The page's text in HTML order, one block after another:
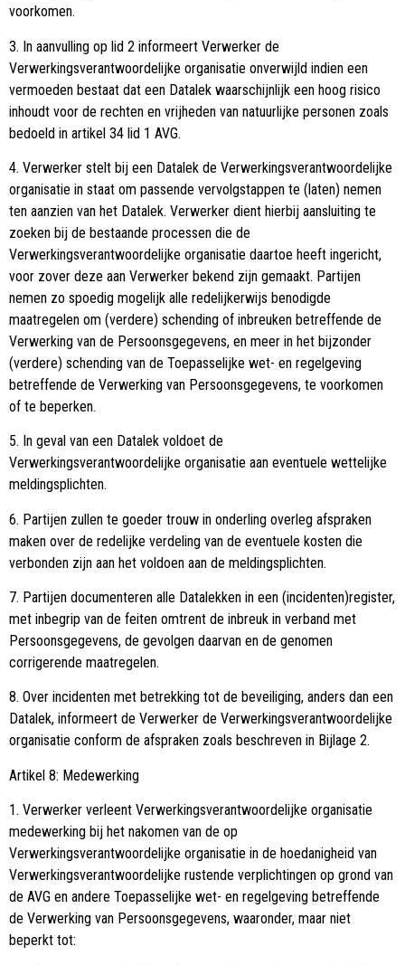
voorkomen.
3. In aanvulling op lid 2 informeert Verwerker de
Verwerkingsverantwoordelijke organisatie onverwijld indien een
vermoeden bestaat dat een Datalek waarschijnlijk een hoog risico
inhoudt voor de rechten en vrijheden van natuurlijke personen zoals
bedoeld in artikel 34 lid 1 AVG.
4. Verwerker stelt bij een Datalek de Verwerkingsverantwoordelijke
organisatie in staat om passende vervolgstappen te (laten) nemen
ten aanzien van het Datalek. Verwerker dient hierbij aansluiting te
zoeken bij de bestaande processen die de
Verwerkingsverantwoordelijke organisatie daartoe heeft ingericht,
voor zover deze aan Verwerker bekend zijn gemaakt. Partijen
nemen zo spoedig mogelijk alle redelijkerwijs benodigde
maatregelen om (verdere) schending of inbreuken betreffende de
Verwerking van de Persoonsgegevens, en meer in het bijzonder
(verdere) schending van de Toepasselijke wet- en regelgeving
betreffende de Verwerking van Persoonsgegevens, te voorkomen
of te beperken.
5. In geval van een Datalek voldoet de
Verwerkingsverantwoordelijke organisatie aan eventuele wettelijke
meldingsplichten.
6. Partijen zullen te goeder trouw in onderling overleg afspraken
maken over de redelijke verdeling van de eventuele kosten die
verbonden zijn aan het voldoen aan de meldingsplichten.
7. Partijen documenteren alle Datalekken in een (incidenten)register,
met inbegrip van de feiten omtrent de inbreuk in verband met
Persoonsgegevens, de gevolgen daarvan en de genomen
corrigerende maatregelen.
8. Over incidenten met betrekking tot de beveiliging, anders dan een
Datalek, informeert de Verwerker de Verwerkingsverantwoordelijke
organisatie conform de afspraken zoals beschreven in Bijlage 2.
Artikel 8: Medewerking
1. Verwerker verleent Verwerkingsverantwoordelijke organisatie
medewerking bij het nakomen van de op
Verwerkingsverantwoordelijke organisatie in de hoedanigheid van
Verwerkingsverantwoordelijke rustende verplichtingen op grond van
de AVG en andere Toepasselijke wet- en regelgeving betreffende
de Verwerking van Persoonsgegevens, waaronder, maar niet
beperkt tot: